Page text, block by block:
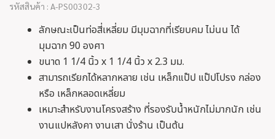
รหัสสินค้า : A-PS00302-3
ลักษณะเป็นท่อสี่เหลี่ยม มีมุมฉากที่เรียบคม ไม่นน ได้
มุมฉาก 90 องศา
ขนาด 1 1/4 นิ้ว x 1 1/4 นิ้ว x 2.3 มม.
สามารถเรียกได้หลากหลาย เช่น เหล็กแป๊ป แป๊ปโปรง กล่อง
หรือ เหล็กหลอดเหลี่ยม
เหมาะสำหรับงานโครงสร้าง ที่รองรับน้ำหนักไม่มากนัก เช่น
งานแปหลังคา งานเสา นั่งร้าน เป็นต้น